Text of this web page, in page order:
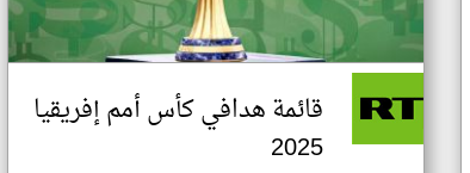
قائمة هدافي كأس أمم إفريقيا
2025